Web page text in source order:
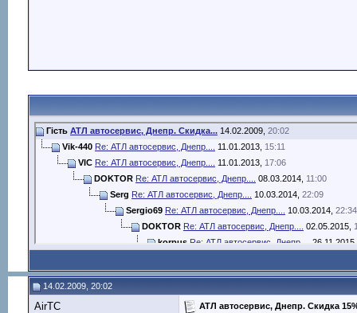
Гість АТЛ автосервис, Днепр. Скидка... 14.02.2009, 20:02
Vik-440 Re: АТЛ автосервис, Днепр.... 11.01.2013, 15:11
VIC Re: АТЛ автосервис, Днепр.... 11.01.2013, 17:06
DOKTOR Re: АТЛ автосервис, Днепр.... 08.03.2014, 11:00
Serg Re: АТЛ автосервис, Днепр.... 10.03.2014, 22:09
Sergio69 Re: АТЛ автосервис, Днепр.... 10.03.2014, 22:34
DOKTOR Re: АТЛ автосервис, Днепр.... 02.05.2015,
korpus Re: АТЛ автосервис, Днепр.... 26.11.2015,
poputchik Re: АТЛ автосервис, Днепр....14.02.2009,23:22
Гість Re: АТЛ автосервис, Днепр....
Re: АТЛ автосервис, Днепр.... 15.02.2009,00:24
14.02.2009, 20:02
AirTC АТЛ автосервис, Днепр. Скидка